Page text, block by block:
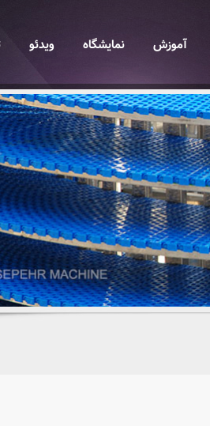
آموزش نمایشگاه ویدئو